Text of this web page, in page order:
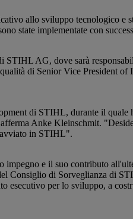
allo sviluppo tecnologico e
state implementate con
AG, dove sarà
di Senior Vice President of
di STIHL, durante il quale
Anke Kleinschmit.
avviato in STIHL".
impegno e il suo contributo
Consiglio di Sorveglianza di
per lo sviluppo, a